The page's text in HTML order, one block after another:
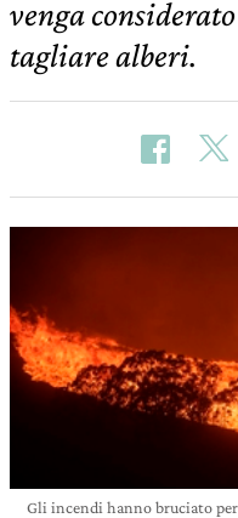
venga
tagliare alberi.
Gli incendi hanno bruciato